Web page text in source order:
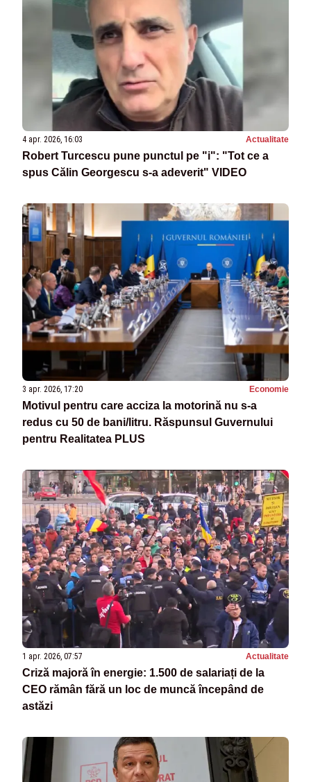
4 apr. 2026, 16:03 Actualitate
Robert Turcescu pune punctul pe "i": "Tot ce a
spus Călin Georgescu s-a adeverit" VIDEO
3 apr. 2026, 17:20 Economie
Motivul pentru care acciza la motorină nu s-a
redus cu 50 de bani/litru. Răspunsul Guvernului
pentru Realitatea PLUS
1 apr. 2026, 07:57 Actualitate
Criză majoră în energie: 1.500 de salariați de la
CEO rămân fără un loc de muncă începând de
astăzi